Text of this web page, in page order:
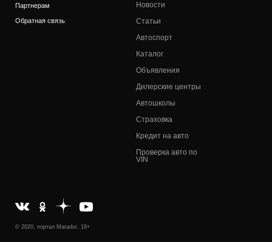
Партнерам
Обратная связь
Новости
Статьи
Автоспорт
Каталог
Объявления
Дилерские центры
Автошколы
Страховка
Кредит на авто
Проверка авто по
VIN
© 2020, портал Matador, 18+